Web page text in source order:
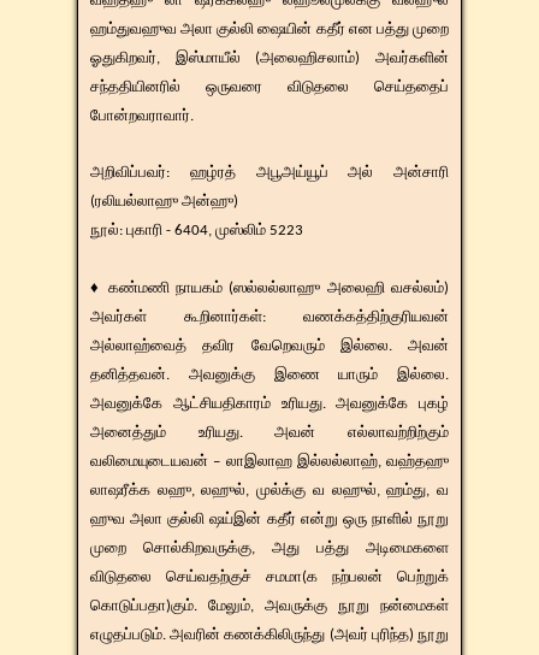
ஹம்துவஹுவ அலா குல்லி ஷையின் கதீர் என பத்து முறை
ஓதுகிறவர், இஸ்மாயீல் (அலைஹிசலாம்) அவர்களின்
சந்ததியினரில் ஒருவரை விடுதலை செய்ததைப்
போன்றவராவார்.
​​அறிவிப்பவர்: ஹழ்ரத் அபூஅய்யூப் அல் அன்சாரி
(ரலியல்லாஹு அன்ஹு)
நூல்: புகாரி - 6404, முஸ்லிம் 5223
♦ கண்மணி நாயகம் (ஸல்லல்லாஹு அலைஹி வசல்லம்)
அவர்கள் கூறினார்கள்: வணக்கத்திற்குரியவன்
அல்லாஹ்வைத் தவிர வேறெவரும் இல்லை. அவன்
தனித்தவன். அவனுக்கு இணை யாரும் இல்லை.
அவனுக்கே ஆட்சியதிகாரம் உரியது. அவனுக்கே புகழ்
அனைத்தும் உரியது. அவன் எல்லாவற்றிற்கும்
வலிமையுடையவன் – லாஇலாஹ இல்லல்லாஹ், வஹ்தஹு
லாஷரீக்க லஹு, லஹுல், முல்க்கு வ லஹுல், ஹம்து, வ
ஹுவ அலா குல்லி ஷய்இன் கதீர் என்று ஒரு நாளில் நூறு
முறை சொல்கிறவருக்கு, அது பத்து அடிமைகளை
விடுதலை செய்வதற்குச் சமமா(க நற்பலன் பெற்றுக்
கொடுப்பதா)கும். மேலும், அவருக்கு நூறு நன்மைகள்
எழுதப்படும். அவரின் கணக்கிலிருந்து (அவர் புரிந்த) நூறு